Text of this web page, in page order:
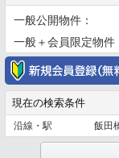
一般公開物件：
一般＋会員限定物件
現在の検索条件
沿線・駅 飯田